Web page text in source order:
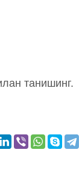
танишинг.